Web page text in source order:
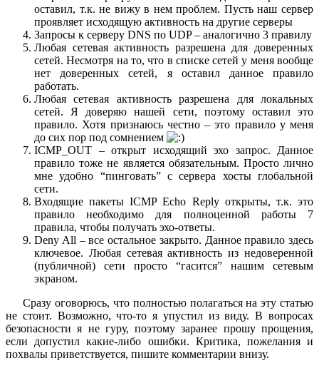
оставил, т.к. не вижу в нем проблем. Пусть наш сервер
проявляет исходящую активность на другие серверы
Запросы к серверу DNS по UDP – аналогично 3 правилу
Любая сетевая активность разрешена для доверенных
сетей. Несмотря на то, что в списке сетей у меня вообще
нет доверенных сетей, я оставил данное правило
работать.
Любая сетевая активность разрешена для локальных
сетей. Я доверяю нашей сети, поэтому оставил это
правило. Хотя признаюсь честно – это правило у меня
до сих пор под сомнением
ICMP_OUT – открыт исходящий эхо запрос. Данное
правило тоже не является обязательным. Просто лично
мне удобно “пинговать” с сервера хосты глобальной
сети.
Входящие пакеты ICMP Echo Reply открыты, т.к. это
правило необходимо для полноценной работы 7
правила, чтобы получать эхо-ответы.
Deny All – все остальное закрыто. Данное правило здесь
ключевое. Любая сетевая активность из недоверенной
(публичной) сети просто “гасится” нашим сетевым
экраном.
Сразу оговорюсь, что полностью полагаться на эту статью
не стоит. Возможно, что-то я упустил из виду. В вопросах
безопасности я не гуру, поэтому заранее прошу прощения,
если допустил какие-либо ошибки. Критика, пожелания и
похвалы приветствуется, пишите комментарии внизу.